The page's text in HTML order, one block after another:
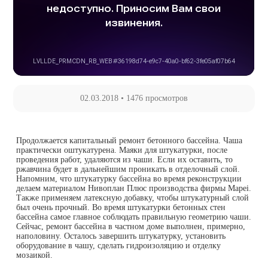
02.03.2018 • 1476 просмотров
Продолжается капитальный ремонт бетонного бассейна. Чаша
практически оштукатурена. Маяки для штукатурки, после
проведения работ, удаляются из чаши. Если их оставить, то
ржавчина будет в дальнейшим проникать в отделочный слой.
Напомним, что штукатурку бассейна во время реконструкции
делаем материалом Нивоплан Плюс производства фирмы Mapei.
Также применяем латексную добавку, чтобы штукатурный слой
был очень прочный. Во время штукатурки бетонных стен
бассейна самое главное соблюдать правильную геометрию чаши.
Сейчас, ремонт бассейна в частном доме выполнен, примерно,
наполовину. Осталось завершить штукатурку, установить
оборудование в чашу, сделать гидроизоляцию и отделку
мозаикой.